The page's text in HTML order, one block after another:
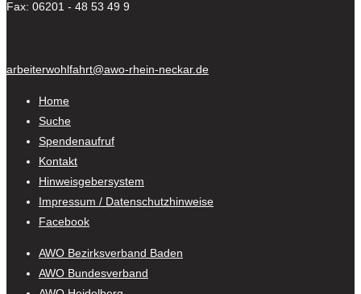
Fax: 06201 - 48 53 49 9
arbeiterwohlfahrt@awo-rhein-neckar.de
Home
Suche
Spendenaufruf
Kontakt
Hinweisgebersystem
Impressum / Datenschutzhinweise
Facebook
AWO Bezirksverband Baden
AWO Bundesverband